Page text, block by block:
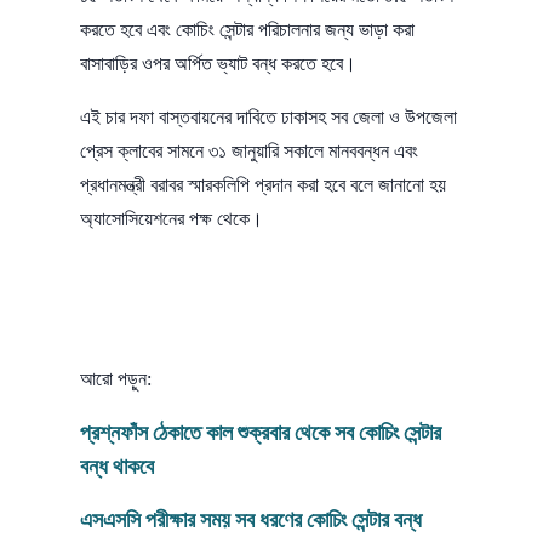
করতে হবে এবং কোচিং সেন্টার পরিচালনার জন্য ভাড়া করা
বাসাবাড়ির ওপর অর্পিত ভ্যাট বন্ধ করতে হবে।
এই চার দফা বাস্তবায়নের দাবিতে ঢাকাসহ সব জেলা ও উপজেলা
প্রেস ক্লাবের সামনে ৩১ জানুয়ারি সকালে মানববন্ধন এবং
প্রধানমন্ত্রী বরাবর স্মারকলিপি প্রদান করা হবে বলে জানানো হয়
অ্যাসোসিয়েশনের পক্ষ থেকে।
আরো পড়ুন:
প্রশ্নফাঁস ঠেকাতে কাল শুক্রবার থেকে সব কোচিং সেন্টার
বন্ধ থাকবে
এসএসসিপরীক্ষার সময় সব ধরণের কোচিং সেন্টার বন্ধ